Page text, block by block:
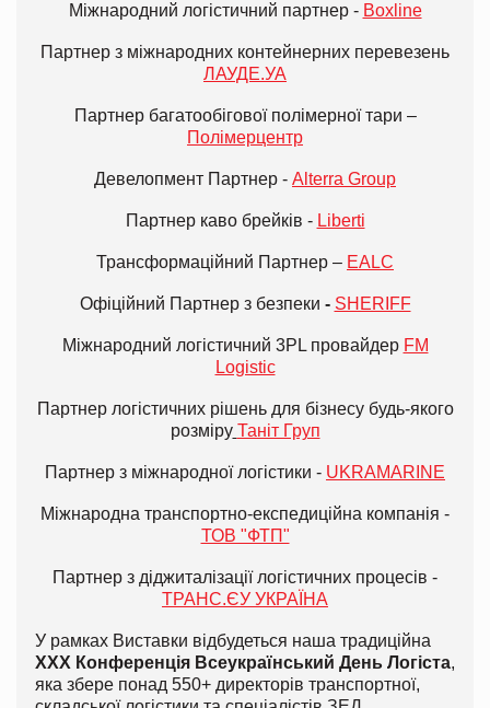
Міжнародний логістичний партнер - Boxline
Партнер з міжнародних контейнерних перевезень
ЛАУДЕ.УА
Партнер багатообігової полімерної тари –
Полімерцентр
Девелопмент Партнер - Alterra Group
Партнер каво брейків - Liberti
Трансформаційний Партнер – EALC
Офіційний Партнер з безпеки - SHERIFF
Міжнародний логістичний 3РL провайдер FM
Logistic
Партнер логістичних рішень для бізнесу будь-якого
розміру Таніт Груп
Партнер з міжнародної логістики - UKRAMARINE
Міжнародна транспортно-експедиційна компанія -
ТОВ "ФТП"
Партнер з діджиталізації логістичних процесів -
ТРАНС.ЄУ УКРАЇНА
У рамках Виставки відбудеться наша традиційна
ХХХ Конференція Всеукраїнський День Логіста,
яка збере понад 550+ директорів транспортної,